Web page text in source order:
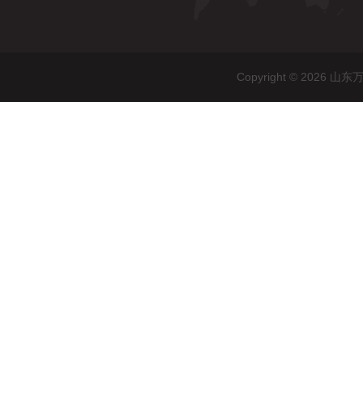
Copyright © 2026 山东